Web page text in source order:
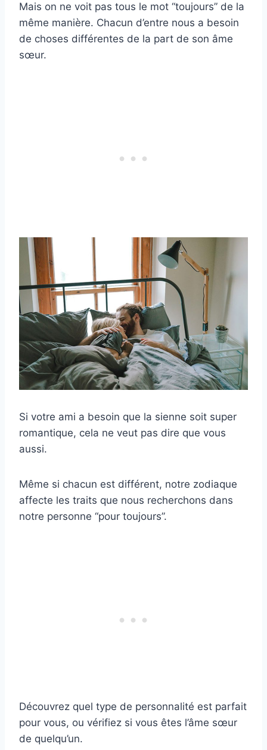
Mais on ne voit pas tous le mot “toujours” de la
même manière. Chacun d’entre nous a besoin
de choses différentes de la part de son âme
sœur.
Si votre ami a besoin que la sienne soit super
romantique, cela ne veut pas dire que vous
aussi.
Même si chacun est différent, notre zodiaque
affecte les traits que nous recherchons dans
notre personne “pour toujours”.
Découvrez quel type de personnalité est parfait
pour vous, ou vérifiez si vous êtes l’âme sœur
de quelqu’un.